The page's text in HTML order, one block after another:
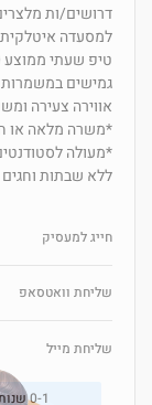
דרושים/ות
למסעדה
טיפ שעתי ממוצע 60 (אפשר גם יותר) 💸 🔝
גמישים במשמרות
אווירה צעירה
*משרה מלאה או
*מעולה
ללא שבתות וחגים
חייג למעסיק
שליחת וואטסאפ
שליחת מייל
0-1 שנות ניסיון